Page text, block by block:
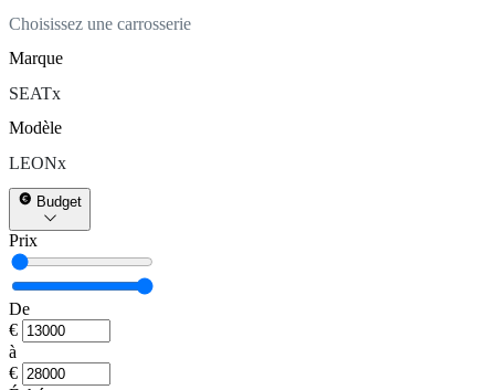
Choisissez une carrosserie
Marque
SEATx
Modèle
LEONx
Budget
Prix
De
€
à
€